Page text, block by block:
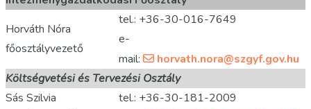
Horváth Nóra
főosztályvezető
tel.: +36-30-016-7649
e-
mail:
horvath.nora@szgyf.gov.hu
Költségvetési és Tervezési Osztály
Sás Szilvia
tel.: +36-30-181-2009